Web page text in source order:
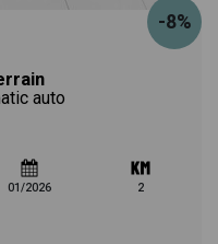
dispone di una
caratteristiche
definizione.
-8%
auto
01/2026 2